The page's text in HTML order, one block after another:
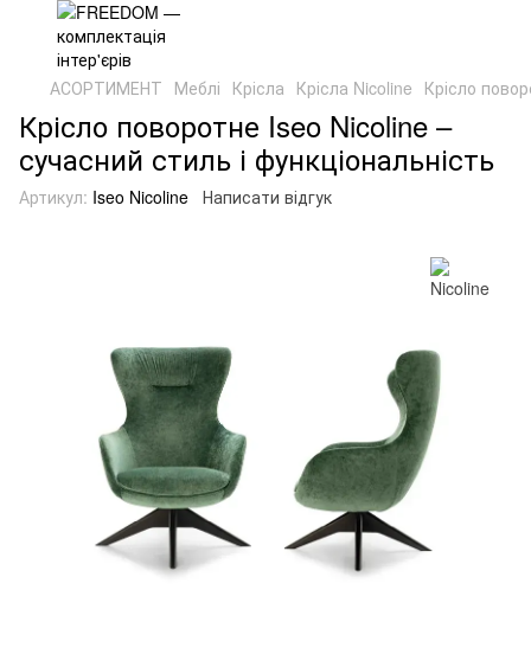
АСОРТИМЕНТ Меблі Крісла Крісла Nicoline Крісло
Крісло поворотне Iseo Nicoline –
сучасний стиль і функціональність
Артикул: Iseo Nicoline Написати відгук